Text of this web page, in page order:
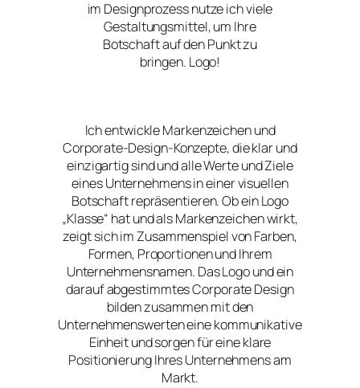
im Designprozess nutze ich viele
Gestaltungsmittel, um Ihre
Botschaft auf den Punkt zu
bringen. Logo!
Ich entwickle Markenzeichen und
Corporate-Design-Konzepte, die klar und
einzigartig sind und alle Werte und Ziele
eines Unternehmens in einer visuellen
Botschaft repräsentieren. Ob ein Logo
„Klasse“ hat und als Markenzeichen wirkt,
zeigt sich im Zusammenspiel von Farben,
Formen, Proportionen und Ihrem
Unternehmensnamen. Das Logo und ein
darauf abgestimmtes Corporate Design
bilden zusammen mit den
Unternehmenswerten eine kommunikative
Einheit und sorgen für eine klare
Positionierung Ihres Unternehmens am
Markt.